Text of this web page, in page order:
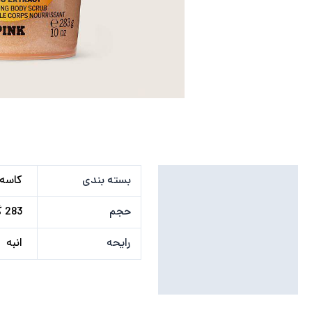
بسته بندی
حجم
283 گرم
رایحه
انبه